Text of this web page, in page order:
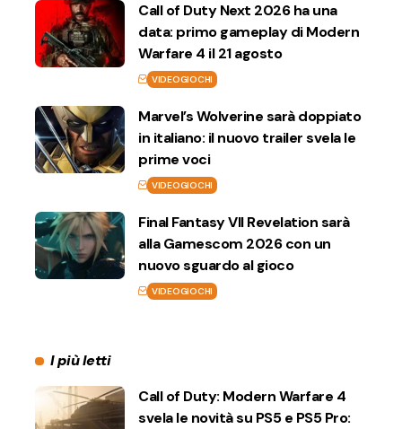
Call of Duty Next 2026 ha una
data: primo gameplay di Modern
Warfare 4 il 21 agosto
VIDEOGIOCHI
Marvel’s Wolverine sarà doppiato
in italiano: il nuovo trailer svela le
prime voci
VIDEOGIOCHI
Final Fantasy VII Revelation sarà
alla Gamescom 2026 con un
nuovo sguardo al gioco
VIDEOGIOCHI
I più letti
Call of Duty: Modern Warfare 4
svela le novità su PS5 e PS5 Pro: